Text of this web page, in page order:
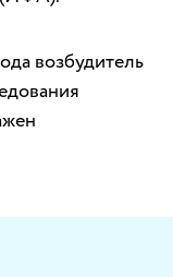
возбудитель